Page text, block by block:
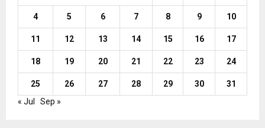
4 5 6 7 8 9 10
11 12 13 14 15 16 17
18 19 20 21 22 23 24
25 26 27 28 29 30
31
« Jul
Sep »